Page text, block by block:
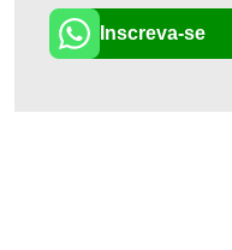
Inscreva-se